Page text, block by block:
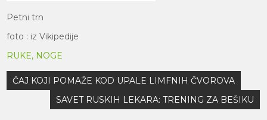
Petni trn
foto : iz Vikipedije
RUKE, NOGE
Кретање
чланка
ČAJ KOJI POMAŽE KOD UPALE LIMFNIH ČVOROVA
SAVET RUSKIH LEKARA: TRENING ZA BEŠIKU